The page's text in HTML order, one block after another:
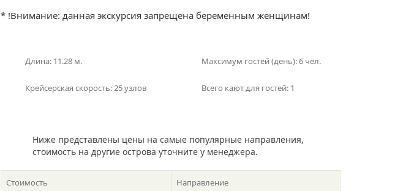
* !Внимание: данная экскурсия запрещена беременным женщинам!
Длина: 11.28 м.
Крейсерская скорость: 25 узлов
Максимум гостей (день): 6 чел.
Всего кают для гостей: 1
Ниже представлены цены на самые популярные направления,
стоимость на другие острова уточните у менеджера.
Стоимость Направление